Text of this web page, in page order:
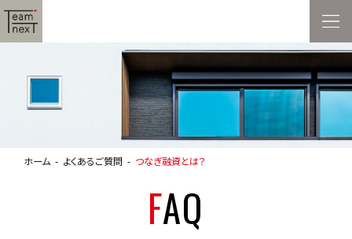
ホーム よくあるご質問 つなぎ融資とは？
FAQ